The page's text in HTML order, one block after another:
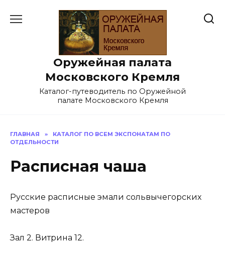
Оружейная палата
Московского Кремля
Каталог-путеводитель по Оружейной
палате Московского Кремля
ГЛАВНАЯ »
КАТАЛОГ ПО ВСЕМ ЭКСПОНАТАМ ПО
ОТДЕЛЬНОСТИ
Расписная чаша
Русские расписные эмали сольвычегорских
мастеров
Зал 2. Витрина 12.